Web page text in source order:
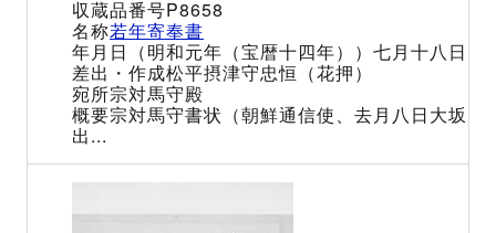
P8658
若年寄奉書
（明和元年（宝暦十四年））七月十八日
松平摂津守忠恒（花押）
宗対馬守殿
宗対馬守書状（朝鮮通信使、去月八日大坂
出...